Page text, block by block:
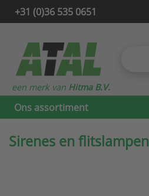
+31 (0)36 535 0651
Ons assortiment
een merk van Hitma B.V.
Sirenes en flitslampen